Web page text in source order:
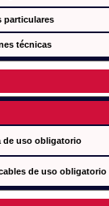
particulares
técnicas
de uso obligatorio
de uso obligatorio